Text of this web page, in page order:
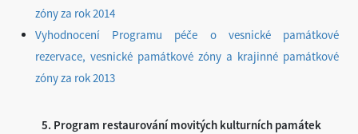
zóny za rok 2014
Vyhodnocení Programu péče o vesnické památkové
rezervace, vesnické památkové zóny a krajinné památkové
zóny za rok 2013
5. Program restaurování movitých kulturních památek